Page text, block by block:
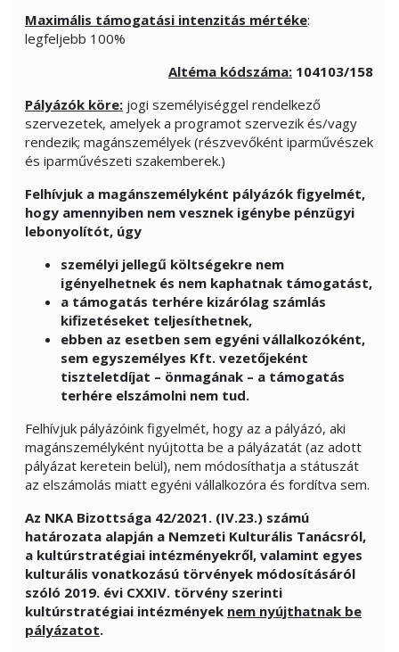
Maximális támogatási intenzitás mértéke:
legfeljebb 100%
Altéma kódszáma: 104103/158
Pályázók köre: jogi személyiséggel rendelkező
szervezetek, amelyek a programot szervezik és/vagy
rendezik; magánszemélyek (részvevőként iparművészek
és iparművészeti szakemberek.)
Felhívjuk a magánszemélyként pályázók figyelmét,
hogy amennyiben nem vesznek igénybe pénzügyi
lebonyolítót, úgy
személyi jellegű költségekre nem
igényelhetnek és nem kaphatnak támogatást,
a támogatás terhére kizárólag számlás
kifizetéseket teljesíthetnek,
ebben az esetben sem egyéni vállalkozóként,
sem egyszemélyes Kft. vezetőjeként
tiszteletdíjat – önmagának – a támogatás
terhére elszámolni nem tud.
Felhívjuk pályázóink figyelmét, hogy az a pályázó, aki
magánszemélyként nyújtotta be a pályázatát (az adott
pályázat keretein belül), nem módosíthatja a státuszát
az elszámolás miatt egyéni vállalkozóra és fordítva sem.
Az NKA Bizottsága 42/2021. (IV.23.) számú
határozata alapján a Nemzeti Kulturális Tanácsról,
a kultúrstratégiai intézményekről, valamint egyes
kulturális vonatkozású törvények módosításáról
szóló 2019. évi CXXIV. törvény szerinti
kultúrstratégiai intézmények nem nyújthatnak be
pályázatot.